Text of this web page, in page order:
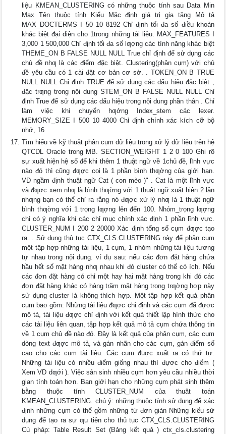
liệu KMEAN_CLUSTERING có những thuộc tính sau Data Min
Max Tên thuộc tính Kiểu Mặc định giá trị gia tăng Mô tả
MAX_DOCTERMS I 50 10 8192 Chỉ định tối đa số điều khoản
khác biệt đại diện cho 1trong những tài liệu. MAX_FEATURES I
3,000 1 500,000 Chỉ định tối đa số lƣợng các tính năng khác biệt
THEME_ON B FALSE NULL NULL True chỉ định để sử dụng các
chủ đề nhƣ là các điểm đặc biệt. Clustering(phân cụm) với chủ
đề yêu cầu có 1 cài đặt cơ bản cơ sở. . TOKEN_ON B TRUE
NULL NULL Chỉ định TRUE để sử dụng các dấu hiệu đặc biệt ,
đặc trƣng trong nội dung STEM_ON B FALSE NULL NULL Chỉ
định True để sử dụng các dấu hiệu trong nội dung phần thân . Chỉ
làm việc khi chuyển hƣớng Index_stem các lexer.
MEMORY_SIZE I 500 10 4000 Chỉ định chính xác kích cỡ bộ
nhớ, 16
Tìm hiểu về kỹ thuật phân cụm dữ liệu trong xử lý dữ liệu trên hệ
QTCDL Oracle trong MB. SECTION_WEIGHT 1 2 0 100 Ghi rõ
sự xuất hiện hệ số để khi thêm 1 thuật ngữ về 1chủ đề, lĩnh vực
nào đó thì cũng đƣợc coi là 1 phần bình thƣờng của giới hạn.
VD ngầm định thuật ngữ Cat ( con mèo )" . Cat là một lĩnh vực
và đƣợc xem nhƣ là bình thƣờng với 1 thuật ngữ xuất hiện 2 lần
nhƣng bạn có thể chỉ ra rằng nó đƣợc xử lý nhƣ là 1 thuật ngữ
bình thƣờng với 1 trọng lƣợng lên đến 100. Nhóm_trọng lƣợng
chỉ có ý nghĩa khi các chỉ mục chính xác định 1 phần lĩnh vực.
CLUSTER_NUM I 200 2 20000 Xác định tổng số cụm đƣợc tạo
ra. . Sử dụng thủ tục CTX_CLS.CLUSTERING này để phân cụm
một tập hợp những tài liệu, 1 cụm, 1 nhóm những tài liệu tương
tự nhau trong nội dung. ví dụ sau: nếu các đơn đặt hàng chứa
hầu hết số mặt hàng nhƣ nhau khi đó cluster có thể có ích. Nếu
các đơn đặt hàng có chỉ một hay hai mặt hàng trong khi đó các
đơn đặt hàng khác có hàng trăm mặt hàng trong trƣờng hợp này
sử dụng cluster là không thích hợp. Một tập hợp kết quả phân
cụm bao gồm: Những tài liệu đƣợc chỉ định và các cụm đã đựơc
mô tả, tài liệu đƣợc chỉ định với kết quả thiết lập hình thức cho
các tài liệu liên quan, tập hợp kết quả mô tả cụm chứa thông tin
về 1 cụm chủ đề nào đó. Đây là kết quả của phân cụm, các cụm
dòng text đƣợc mô tả, và gán nhãn cho các cụm, gán điểm số
cao cho các cụm tài liệu. Các cụm đuợc xuất ra có thứ tự.
Những tài liệu có nhiều điểm giống nhau thì đựơc cho điểm (
Xem VD dƣới ). Việc sản sinh nhiều cụm hơn yêu cầu nhiều thời
gian tính toán hơn. Bạn giới hạn cho những cụm phát sinh thêm
bằng thuộc tính CLUSTER_NUM của thuât toán
KMEAN_CLUSTERING. chú ý: những thuộc tính sử dụng để xác
định những cụm có thể gồm những từ đơn giản Những kiểu sử
dụng để tạo ra sự ƣu tiên cho thủ tục CTX_CLS.CLUSTERING
Cú pháp: Table Result Set (Bảng kết quả ) ctx_cls.clustering